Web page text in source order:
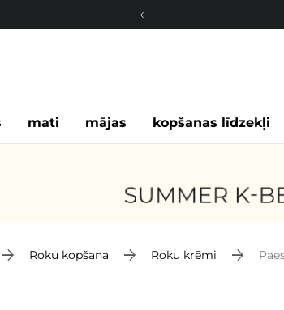
mati mājas kopšanas līdzekļi
Roku kopšana Roku krēmi